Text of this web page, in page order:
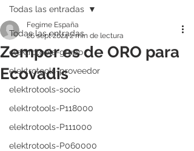
Todas las entradas
elektrotools-grupo
elektrotools-proveedor
elektrotools-socio
elektrotools-P118000
elektrotools-P111000
elektrotools-P060000
Todas las entradas
Zemper es de ORO para
Ecovadis
Fegime España
26 sept 20242 min de lectura